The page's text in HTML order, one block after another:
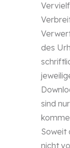
des
sind
Soweit
nicht